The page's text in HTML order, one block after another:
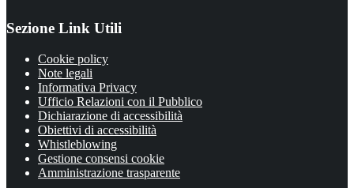
Sezione Link Utili
Cookie policy
Note legali
Informativa Privacy
Ufficio Relazioni con il Pubblico
Dichiarazione di accessibilità
Obiettivi di accessibilità
Whistleblowing
Gestione consensi cookie
Amministrazione trasparente